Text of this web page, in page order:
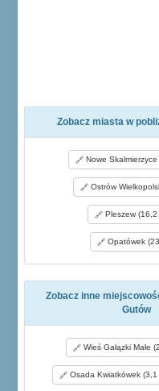
Zobacz miasta w
Nowe Skalmierzyce
Ostrów
Pleszew (16,2
Opatówek
Zobacz inne
Gutów
Wieś Gałązki Małe
Osada Kwiatkówek (3,1